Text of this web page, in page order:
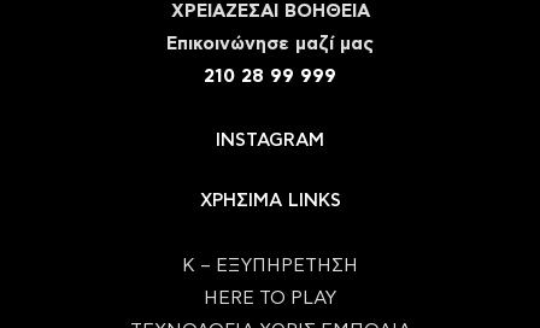
ΧΡΕΙΑΖΕΣΑΙ ΒΟΗΘΕΙΑ
Eπικοινώνησε μαζί μας
210 28 99 999
INSTAGRAM
ΧΡΗΣΙΜΑ LINKS
Κ – ΕΞΥΠΗΡΕΤΗΣΗ
HERE TO PLAY